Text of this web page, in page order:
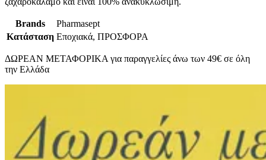
Brands
Pharmasept
Κατάσταση Εποχιακά, ΠΡΟΣΦΟΡΑ
ΔΩΡΕΑΝ ΜΕΤΑΦΟΡΙΚΑ για παραγγελίες άνω των 49€ σε όλη
την Ελλάδα